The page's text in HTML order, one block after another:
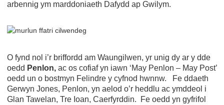
arbennig ym marddoniaeth Dafydd ap Gwilym.
O fynd nol i’r briffordd am Waungilwen, yr unig dy ar y dde
oedd Penlon, ac os cofiaf yn iawn ‘May Penlon – May Post’
oedd un o bostmyn Felindre y cyfnod hwnnw. Fe ddaeth
Gerwyn Jones, Penlon, yn aelod o’r heddlu ac ymddeol i
Glan Tawelan, Tre Ioan, Caerfyrddin. Fe oedd yn gyfrifol